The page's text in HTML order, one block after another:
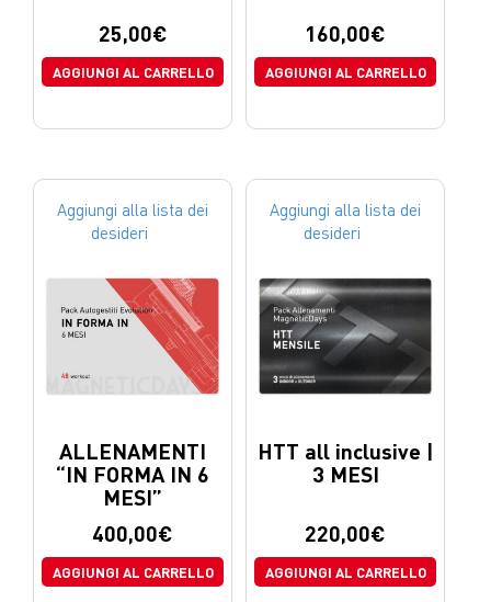
25,00€
AGGIUNGI AL CARRELLO
160,00€
AGGIUNGI AL CARRELLO
Aggiungi alla lista dei
desideri
ALLENAMENTI
“IN FORMA IN 6
MESI”
400,00€
AGGIUNGI AL CARRELLO
Aggiungi alla lista dei
desideri
HTT all inclusive |
3 MESI
220,00€
AGGIUNGI AL CARRELLO